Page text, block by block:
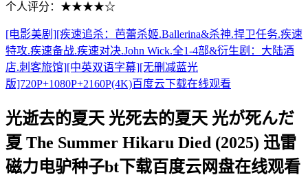
个人评分：★★★★☆
[电影美剧][疾速追杀：芭蕾杀姬.Ballerina&杀神.捍卫任务.疾速
特攻.疾速备战.疾速对决.John Wick.全1-4部&衍生剧：大陆酒
店.刺客旅馆][中英双语字幕][无删减蓝光
版]720P+1080P+2160P(4K)百度云下载在线观看
光逝去的夏天 光死去的夏天 光が死んだ
夏 The Summer Hikaru Died (2025) 迅雷
磁力电驴种子bt下载百度云网盘在线观看